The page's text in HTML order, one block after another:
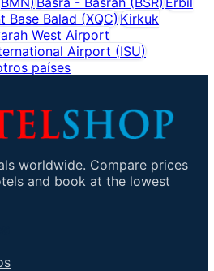
Base Balad (XQC) Kirkuk
West Airport
Airport (ISU)
países
worldwide. Compare prices
and book at the lowest